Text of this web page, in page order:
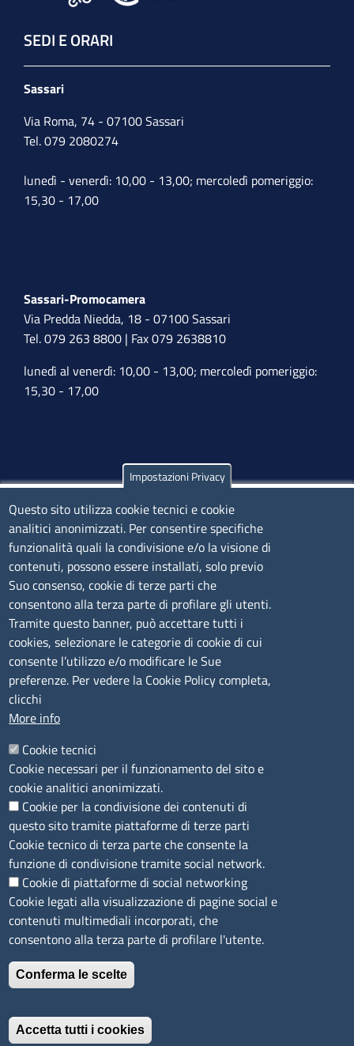
SEDI E ORARI
Sassari
Via Roma, 74 - 07100 Sassari
Tel. 079 2080274
lunedì - venerdì: 10,00 - 13,00; mercoledì pomeriggio:
15,30 - 17,00
Sassari-Promocamera
Via Predda Niedda, 18 - 07100 Sassari
Tel. 079 263 8800 | Fax 079 2638810
lunedì al venerdì: 10,00 - 13,00; mercoledì pomeriggio:
15,30 - 17,00
Olbia
Via Nanni 43 - 07026 Olbia
Tel. 0789 66122 | 0789 69580
mail:ufficio.olbia@ss.camcom.it
lunedì al venerdì: 9,00 - 12,00; lunedì pomeriggio: 16,00
- 17,00
CONTATTI
Camera di Commercio, Industria, Artigianato e
Agricoltura di Sassari
P.IVA01047570906
Codice Fiscale 80000930901
Codice Univoco per le fatture elettroniche
LINK UTILI
Segnalazione di illecito
Amministrazione Trasparente
Accesso riservato
Mappa del sito
È un servizio realizzato da
Impostazioni Privacy
Questo sito utilizza cookie tecnici e cookie
analitici anonimizzati. Per consentire specifiche
funzionalità quali la condivisione e/o la visione di
contenuti, possono essere installati, solo previo
Suo consenso, cookie di terze parti che
consentono alla terza parte di profilare gli utenti.
Tramite questo banner, può accettare tutti i
cookies, selezionare le categorie di cookie di cui
consente l’utilizzo e/o modificare le Sue
preferenze. Per vedere la Cookie Policy completa,
clicchi
More info
Cookie tecnici
Cookie necessari per il funzionamento del sito e
cookie analitici anonimizzati.
Cookie per la condivisione dei contenuti di
questo sito tramite piattaforme di terze parti
Cookie tecnico di terza parte che consente la
funzione di condivisione tramite social network.
Cookie di piattaforme di social networking
Cookie legati alla visualizzazione di pagine social e
contenuti multimediali incorporati, che
consentono alla terza parte di profilare l'utente.
Conferma le scelte
Accetta tutti i cookies